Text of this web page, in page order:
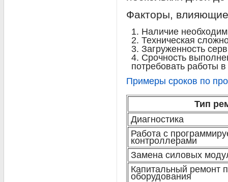
Факторы,
Наличие
Техническая
Загруженность
Срочность
потребовать работы
Примеры сроков по
Тип
Диагностика
Работа с
контроллерами
Замена силовых
Капитальный ремонт
оборудования